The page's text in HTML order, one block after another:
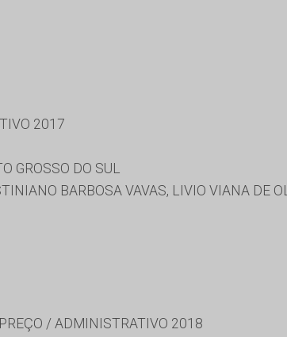
2017
GROSSO DO SUL
BARBOSA VAVAS, LIVIO VIANA DE
/ ADMINISTRATIVO 2018